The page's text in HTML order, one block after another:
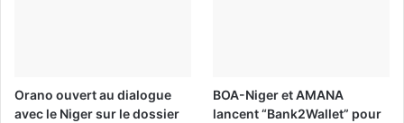
Orano ouvert au dialogue
avec le Niger sur le dossier
BOA-Niger et AMANA
lancent “Bank2Wallet” pour